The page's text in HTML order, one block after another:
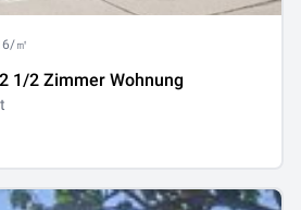
㎡
1/2 Zimmer Wohnung